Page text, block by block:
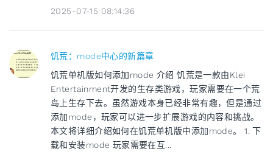
2025-07-15 08:14:36
饥荒：mode中心的新篇章
饥荒单机版如何添加mode 介绍 饥荒是一款由Klei
Entertainment开发的生存类游戏，玩家需要在一个荒
岛上生存下去。虽然游戏本身已经非常有趣，但是通过
添加mode，玩家可以进一步扩展游戏的内容和挑战。
本文将详细介绍如何在饥荒单机版中添加mode。 1. 下
载和安装mode 玩家需要在互...